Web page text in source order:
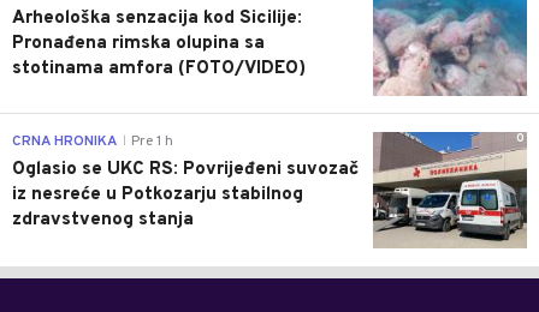
Arheološka senzacija kod Sicilije:
Pronađena rimska olupina sa
stotinama amfora (FOTO/VIDEO)
0
CRNA HRONIKA Pre 1 h
Oglasio se UKC RS: Povrijeđeni suvozač
iz nesreće u Potkozarju stabilnog
zdravstvenog stanja